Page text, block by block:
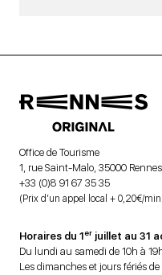
Office de Tourisme
1, rue Saint-Malo, 35000 Rennes
+33 (0)8 91 67 35 35
(Prix d’un appel local + 0,20€/
Horaires du 1er juillet au 31
Du lundi au samedi de 10h à
Les dimanches et jours fériés de